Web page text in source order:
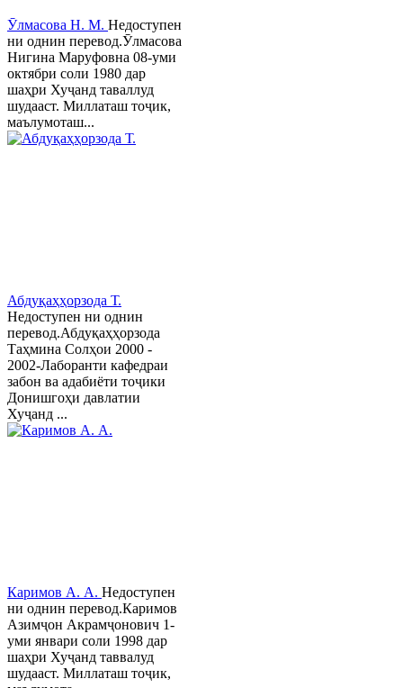
Ӯлмасова Н. М. Недоступен
ни однин перевод.Ӯлмасова
Нигина Маруфовна 08-уми
октябри соли 1980 дар
шаҳри Хуҷанд таваллуд
шудааст. Миллаташ тоҷик,
маълумоташ...
Абдуқаҳҳорзода Т.
Недоступен ни однин
перевод.Абдуқаҳҳорзода
Таҳмина Солҳои 2000 -
2002-Лаборанти кафедраи
забон ва адабиёти тоҷики
Донишгоҳи давлатии
Хуҷанд ...
Каримов А. А. Недоступен
ни однин перевод.Каримов
Азимҷон Акрамҷонович 1-
уми январи соли 1998 дар
шаҳри Хуҷанд таввалуд
шудааст. Миллаташ тоҷик,